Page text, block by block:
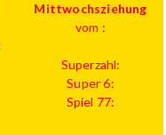
Mittwochsziehung
vom :
Superzahl:
Super 6:
Spiel 77: